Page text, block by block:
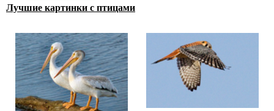
Лучшие картинки с птицами